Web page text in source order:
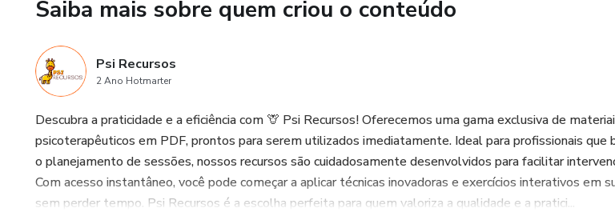
Saiba mais sobre quem criou o conteúdo
Psi Recursos
2 Ano Hotmarter
Descubra a praticidade e a eficiência com 🦒 Psi Recursos! Oferecemos uma gama exclusiva de
psicoterapêuticos em PDF, prontos para serem utilizados imediatamente. Ideal para profissionais que
o planejamento de sessões, nossos recursos são cuidadosamente desenvolvidos para facilitar
Com acesso instantâneo, você pode começar a aplicar técnicas inovadoras e exercícios interativos em
sem perder tempo. Psi Recursos é a escolha perfeita para quem valoriza a qualidade e a pratici...